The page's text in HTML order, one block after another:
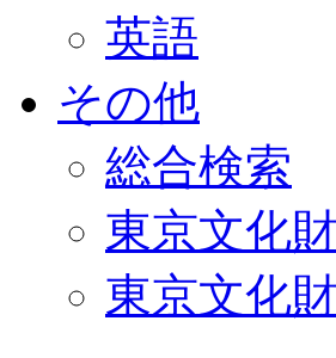
英語
その他
総合検索
東京文化
東京文化